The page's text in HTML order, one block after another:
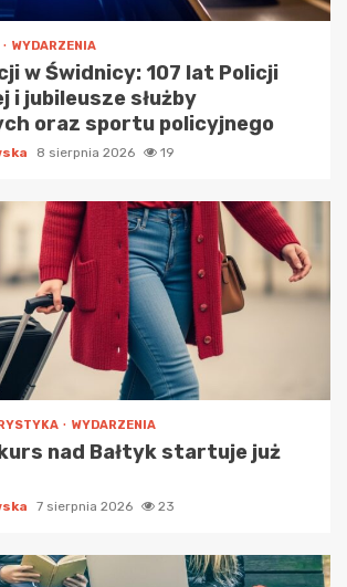
WYDARZENIA
w Świdnicy: 107 lat Policji
i jubileusze służby
oraz sportu policyjnego
8 sierpnia 2026 19
WYDARZENIA
nad Bałtyk startuje już
7 sierpnia 2026 23